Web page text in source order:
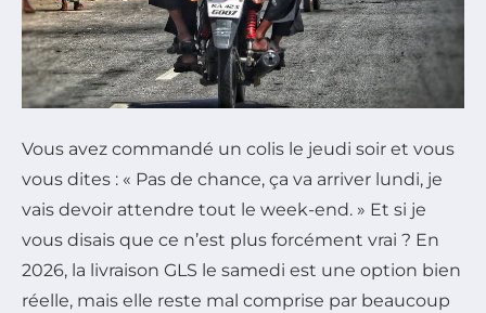
Vous avez commandé un colis le jeudi soir et vous
vous dites : « Pas de chance, ça va arriver lundi, je
vais devoir attendre tout le week-end. » Et si je
vous disais que ce n’est plus forcément vrai ? En
2026, la livraison GLS le samedi est une option bien
réelle, mais elle reste mal comprise par beaucoup